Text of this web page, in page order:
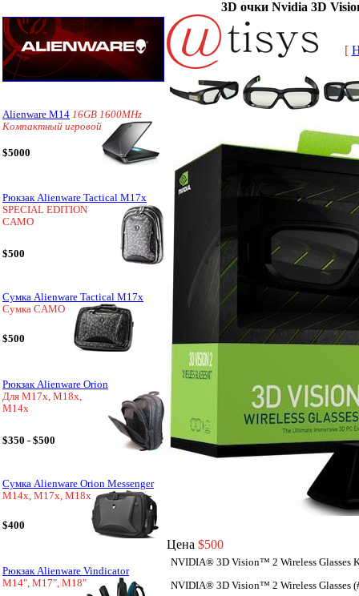
3D очки Nvidia 3D
Alienware M14 16GB 1600MHz
Компактный игровой
$5000
Рюкзак Alienware Tactical M17x
SPECIAL EDITION
CAMO
$500
Сумка Alienware Tactical M17x
Сумка CAMO
$500
Рюкзак Alienware Orion
Для M17x, M18x,
M14x
$350 - $500
Сумка Alienware Orion Messenger
M14x, M17x, M18x
$400
Рюкзак Alienware Vindicator
M14", M17", M18"
[
Цена $500
NVIDIA® 3D Vision™ 2 Wireless Glasses
NVIDIA® 3D Vision™ 2 Wireless Glasses